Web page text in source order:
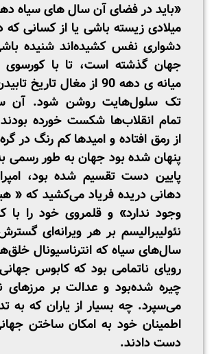
«باید در فضای آن سال های سیاه
میلادی زیسته باشی یا از کسانی که
دشواری نفس کشیده‌اند شنیده
جهان گذشته است، تا با کورسوی
میانه ی دهه 90 از مغال
تک سلول‌هایت روشن شود. آن
تمام انقلاب‌ها شکست خورده
از رمق افتاده و امیدها کم رنگ در
پنهان شده بود جهان به طور رسمی
پایین دست تقسیم شده بود،
دهانی دریده فریاد می‌کشید که «
وجود ندارد» و قلمروی خود را با
نئولیبرالیسم بر هر ویرانه‌ای
سال‌های سیاه که انترناسیونال
رویای ناتمامی بود که کابوس
چیره شده‌بود و عدالت بر مرزهای
می‌سپرد. چه بسیار از یاران که به
اطمینان خود به امکان ساختن
دست دادند.